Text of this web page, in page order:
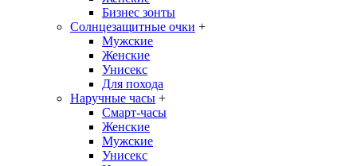
Бизнес зонты
Солнцезащитные очки +
Мужские
Женские
Унисекс
Для похода
Наручные часы +
Смарт-часы
Женские
Мужские
Унисекс